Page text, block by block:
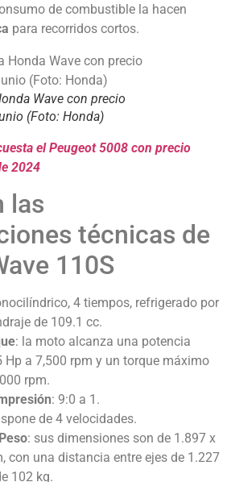
de combustible la hacen
para recorridos cortos.
Wave con precio
(Foto: Honda)
el Peugeot 5008 con precio
2024
las
técnicas de
110S
4 tiempos, refrigerado por
de 109.1 cc.
: la moto alcanza una potencia
Hp a 7,500 rpm y un torque máximo
rpm.
: 9:0 a 1.
de 4 velocidades.
: sus dimensiones son de 1.897 x
con una distancia entre ejes de 1.227
102 kg.